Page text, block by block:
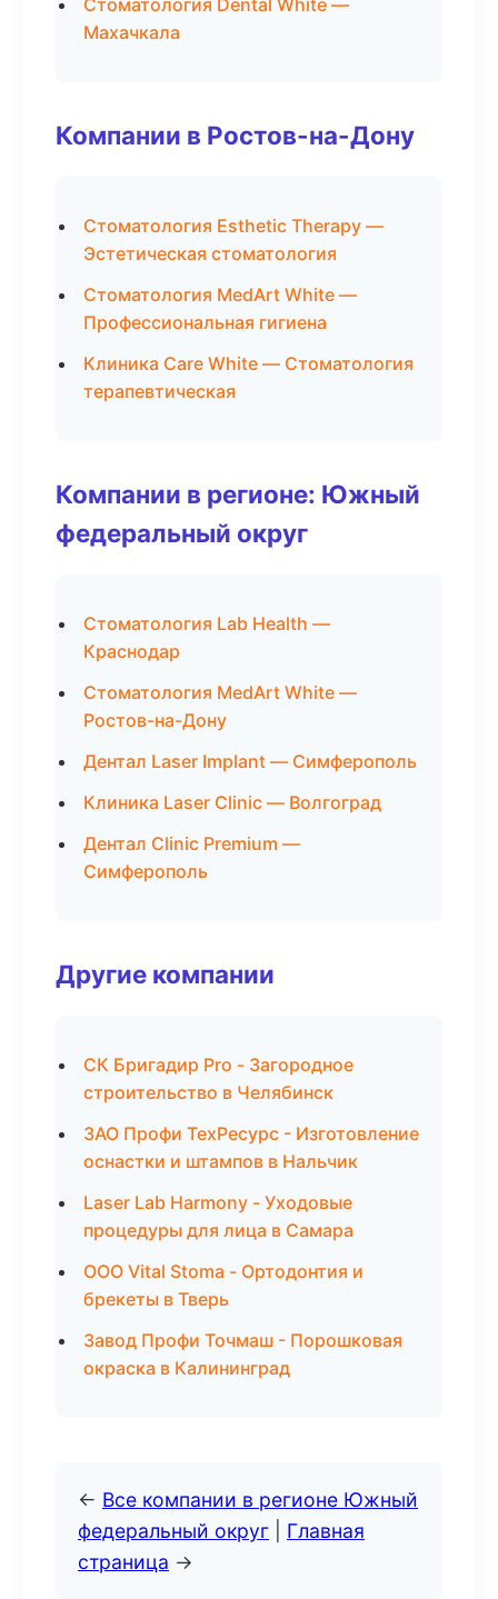
Стоматология Dental White —
Махачкала
Компании в Ростов-на-Дону
Стоматология Esthetic Therapy —
Эстетическая стоматология
Стоматология MedArt White —
Профессиональная гигиена
Клиника Care White — Стоматология
терапевтическая
Компании в регионе: Южный
федеральный округ
Стоматология Lab Health —
Краснодар
Стоматология MedArt White —
Ростов-на-Дону
Дентал Laser Implant — Симферополь
Клиника Laser Clinic — Волгоград
Дентал Clinic Premium —
Симферополь
Другие компании
СК Бригадир Pro - Загородное
строительство в Челябинск
ЗАО Профи ТехРесурс - Изготовление
оснастки и штампов в Нальчик
Laser Lab Harmony - Уходовые
процедуры для лица в Самара
ООО Vital Stoma - Ортодонтия и
брекеты в Тверь
Завод Профи Точмаш - Порошковая
окраска в Калининград
← Все компании в регионе Южный
федеральный округ
Главная
страница →